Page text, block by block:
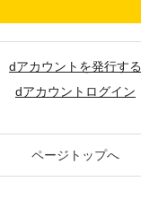
dアカウントを発行する
dアカウントログイン
ページトップへ